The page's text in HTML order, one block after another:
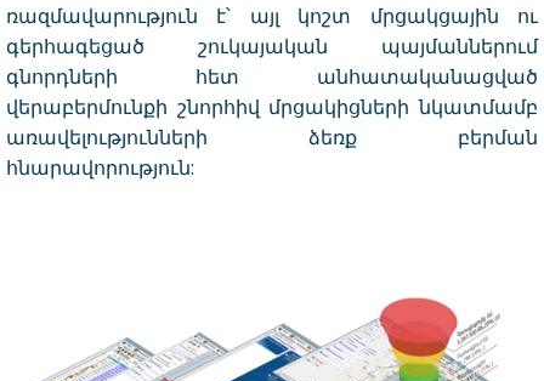
ռազմավարություն է՝ այլ կոշտ մրցակցային ու
գերհագեցած շուկայական պայմաններում
գնորդների հետ անհատականացված
վերաբերմունքի շնորհիվ մրցակիցների նկատմամբ
առավելությունների ձեռք բերման
հնարավորություն: